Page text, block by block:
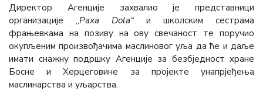
Директор Агенције захвалио је представници
организације „Paxa Dola“ и школским сестрама
фрањевкама на позиву на ову свечаност те поручио
окупљеним произвођачима маслиновог уља да ће и даље
имати снажну подршку Агенције за безбједност хране
Босне и Херцеговине за пројекте унапрјеђења
маслинарства и уљарства.